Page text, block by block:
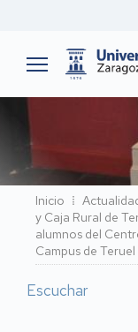
Ruta
de
navegación
Inicio
y Caja Rural de
alumnos del
Campus de Teruel
Escuchar